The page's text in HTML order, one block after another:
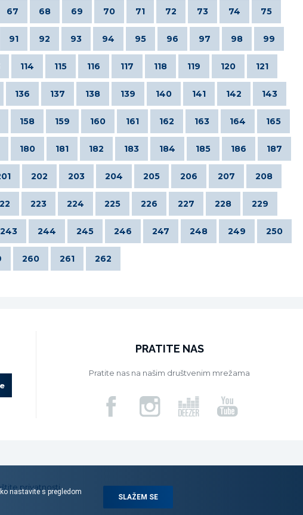
67 68 69 70 71 72 73 74 75
91 92 93 94 95 96 97 98 99
114 115 116 117 118 119 120 121
136 137 138 139 140 141 142 143
158 159 160 161 162 163 164 165
180 181 182 183 184 185 186 187
202 203 204 205 206 207 208
223 224 225 226 227 228 229
243 244 245 246 247 248 249 250
260 261 262
PRATITE NAS
Pratite nas na našim društvenim mrežama
privatnosti
nastavite s pregledom
SLAŽEM SE